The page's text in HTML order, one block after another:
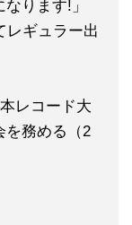
ります!」
レギュラー出
レコード大
を務める（2